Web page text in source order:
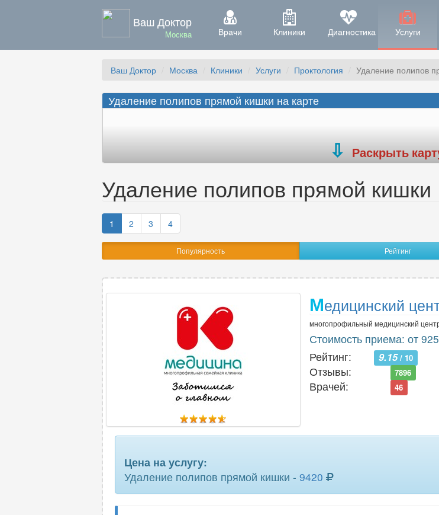
Ваш Доктор
Москва Врачи Клиники Диагностика Услуги
Ваш Доктор Москва Клиники Услуги Проктология Удаление полипов
Удаление полипов прямой кишки на карте
Раскрыть
Удаление полипов прямой кишки
1 2 3 4
Популярность Рейтинг
Медицинский
многопрофильный медицинский
Стоимость приема: от
Рейтинг:
9.15/ 10
Отзывы: 7896
Врачей: 46
Цена на услугу:
Удаление полипов прямой кишки - 9420